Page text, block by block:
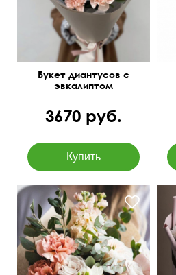
Букет диантусов с
эвкалиптом
3670 руб.
Составим под ваш
бюджет